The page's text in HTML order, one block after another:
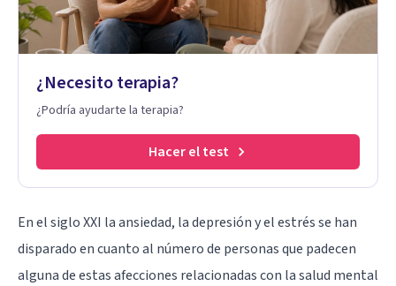
¿Necesito terapia?
¿Podría ayudarte la terapia?
Hacer el test
En el siglo XXI la ansiedad, la depresión y el estrés se han
disparado en cuanto al número de personas que padecen
alguna de estas afecciones relacionadas con la salud mental